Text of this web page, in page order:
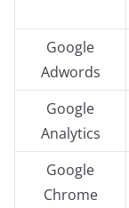
Google
Adwords
Google
Analytics
Google
Chrome